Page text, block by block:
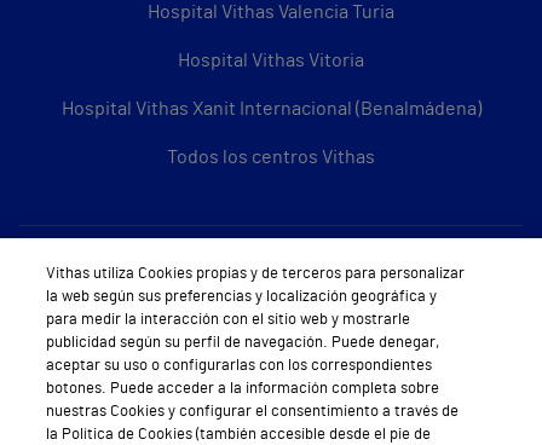
Hospital Vithas Valencia Turia
Hospital Vithas Vitoria
Hospital Vithas Xanit Internacional (Benalmádena)
Todos los centros Vithas
Sobre Vithas
Quiénes somos
Trabajar en Vithas
Teléfono Cita Médica
Vithas utiliza Cookies propias y de terceros para personalizar
la web según sus preferencias y localización geográfica y
para medir la interacción con el sitio web y mostrarle
publicidad según su perfil de navegación. Puede denegar,
aceptar su uso o configurarlas con los correspondientes
botones. Puede acceder a la información completa sobre
nuestras Cookies y configurar el consentimiento a través de
la Política de Cookies (también accesible desde el pie de